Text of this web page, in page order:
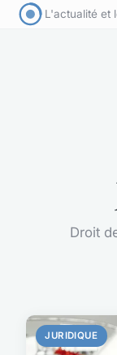
L'actualité et
Droit
JURIDIQUE